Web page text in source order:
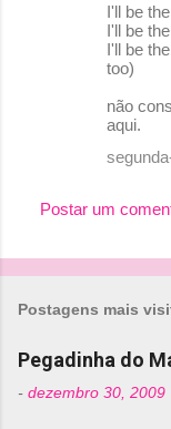
I'll be
I'll be
I'll be
too)
não
aqui.
Postar um
Postagens mais
Pegadinha do
- dezembro 30, 2009